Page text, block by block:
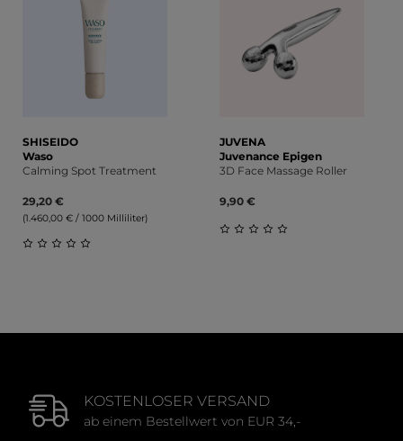
SHISEIDO
Waso
Calming Spot Treatment
29,20 €
(1.460,00 € / 1000 Milliliter)
JUVENA
Juvenance Epigen
3D Face Massage Roller
9,90 €
KOSTENLOSER VERSAND
ab einem Bestellwert von EUR 34,-